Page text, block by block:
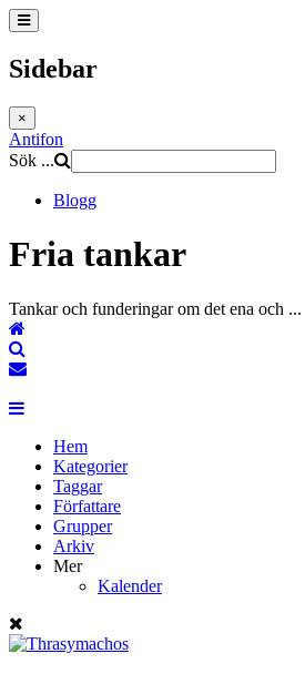
Sidebar
×
Antifon
Sök ...
Blogg
Fria tankar
Tankar och funderingar om det ena och ...
Prenumerera på blogguppdateringar
Hem
Kategorier
Taggar
Författare
Grupper
Arkiv
Mer
Kalender